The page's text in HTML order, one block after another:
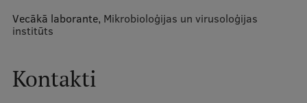
Darba devējiem
Bibliotēka
Vakances
Vecākā laborante, Mikrobioloģijas un virusoloģijas
institūts
Kontakti